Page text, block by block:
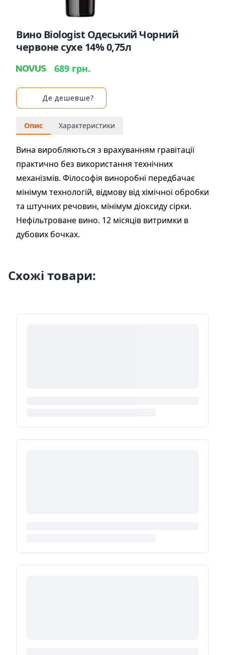
Вино Biologist Одеський Чорний
червоне сухе 14% 0,75л
689 грн.
Де дешевше?
Опис Характеристики
Вина виробляються з врахуванням гравітації
практично без використання технічних
механізмів. Філософія виноробні передбачає
мінімум технологій, відмову від хімічної обробки
та штучних речовин, мінімум діоксиду сірки.
Нефільтроване вино. 12 місяців витримки в
дубових бочках.
Схожі товари: